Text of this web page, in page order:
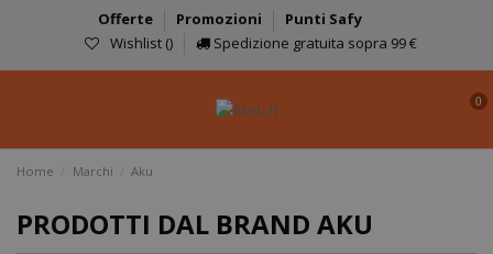
Offerte Promozioni
Punti Safy
Wishlist () Spedizione gratuita sopra 99 €
0
Home Marchi Aku
PRODOTTI DAL BRAND AKU